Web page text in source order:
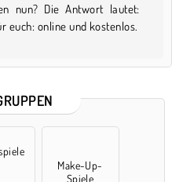
nun? Die Antwort lautet:
euch: online und kostenlos.
Make-Up-
Spiele